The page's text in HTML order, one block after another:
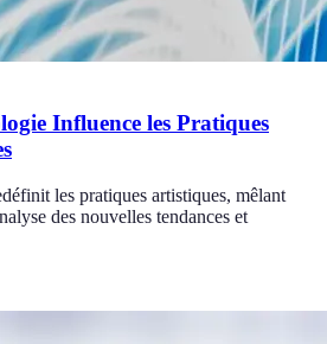
Influence les Pratiques
les pratiques artistiques, mêlant
des nouvelles tendances et